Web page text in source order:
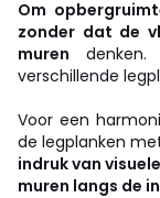
Om
zonder dat de
muren
verschillende
Voor een
de legplanken
indruk van
muren langs de